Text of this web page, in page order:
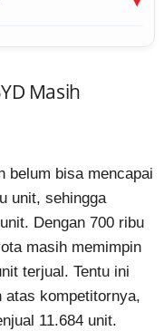
Masih
belum bisa mencapai
unit, sehingga
Dengan 700 ribu
masih memimpin
terjual. Tentu ini
atas kompetitornya,
11.684 unit.